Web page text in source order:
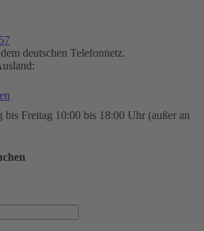
deutschen Telefonnetz.
bis Freitag 10:00 bis 18:00 Uhr (außer an